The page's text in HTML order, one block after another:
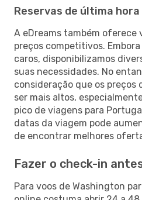
Reservas de última hora
A eDreams também oferece
preços competitivos.
caros, disponibilizamos
suas necessidades. No
consideração que os preços
ser mais altos,
pico de viagens para
datas da viagem pode
de encontrar melhores
Fazer o check-in
Para voos de Washington